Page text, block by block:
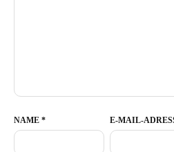
NAME * E-MAIL-